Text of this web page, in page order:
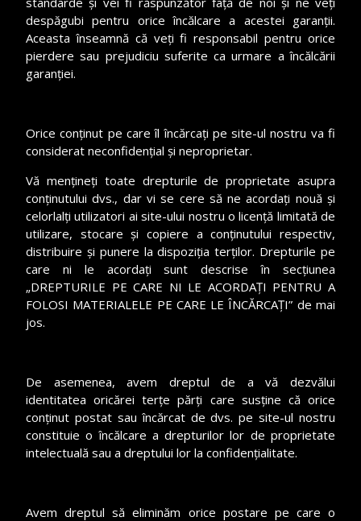
despăgubi pentru orice încălcare a acestei garanții.
Aceasta înseamnă că veți fi responsabil pentru orice
pierdere sau prejudiciu suferite ca urmare a încălcării
garanției.
Orice conținut pe care îl încărcați pe site-ul nostru va fi
considerat neconfidențial și neproprietar.
Vă mențineți toate drepturile de proprietate asupra
conținutului dvs., dar vi se cere să ne acordați nouă și
celorlalți utilizatori ai site-ului nostru o licență limitată de
utilizare, stocare și copiere a conținutului respectiv,
distribuire și punere la dispoziția terților. Drepturile pe
care ni le acordați sunt descrise în secțiunea
„DREPTURILE PE CARE NI LE ACORDAȚI PENTRU A
FOLOSI MATERIALELE PE CARE LE ÎNCĂRCAȚI” de mai
jos.
De asemenea, avem dreptul de a vă dezvălui
identitatea oricărei terțe părți care susține că orice
conținut postat sau încărcat de dvs. pe site-ul nostru
constituie o încălcare a drepturilor lor de proprietate
intelectuală sau a dreptului lor la confidențialitate.
Avem dreptul să eliminăm orice postare pe care o